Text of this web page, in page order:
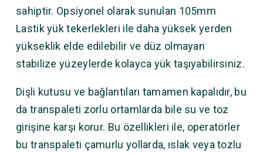
sahiptir. Opsiyonel olarak sunulan 105mm
Lastik yük tekerlekleri ile daha yüksek yerden
yükseklik elde edilebilir ve düz olmayan
stabilize yüzeylerde kolayca yük taşıyabilirsiniz.
Dişli kutusu ve bağlantıları tamamen kapalıdır, bu
da transpaleti zorlu ortamlarda bile su ve toz
girişine karşı korur. Bu özellikleri ile, operatörler
bu transpaleti çamurlu yollarda, ıslak veya tozlu